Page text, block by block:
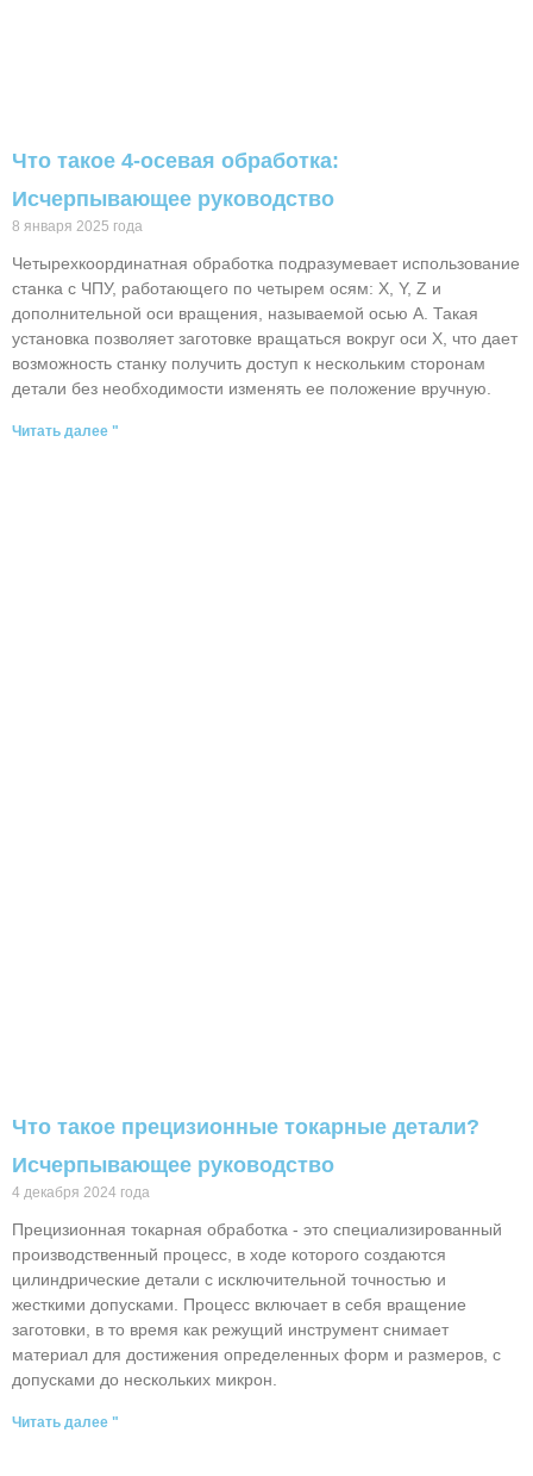
Что такое 4-осевая обработка:
Исчерпывающее руководство
8 января 2025 года
Четырехкоординатная обработка подразумевает использование
станка с ЧПУ, работающего по четырем осям: X, Y, Z и
дополнительной оси вращения, называемой осью A. Такая
установка позволяет заготовке вращаться вокруг оси X, что дает
возможность станку получить доступ к нескольким сторонам
детали без необходимости изменять ее положение вручную.
Читать далее "
Что такое прецизионные токарные детали?
Исчерпывающее руководство
4 декабря 2024 года
Прецизионная токарная обработка - это специализированный
производственный процесс, в ходе которого создаются
цилиндрические детали с исключительной точностью и
жесткими допусками. Процесс включает в себя вращение
заготовки, в то время как режущий инструмент снимает
материал для достижения определенных форм и размеров, с
допусками до нескольких микрон.
Читать далее "